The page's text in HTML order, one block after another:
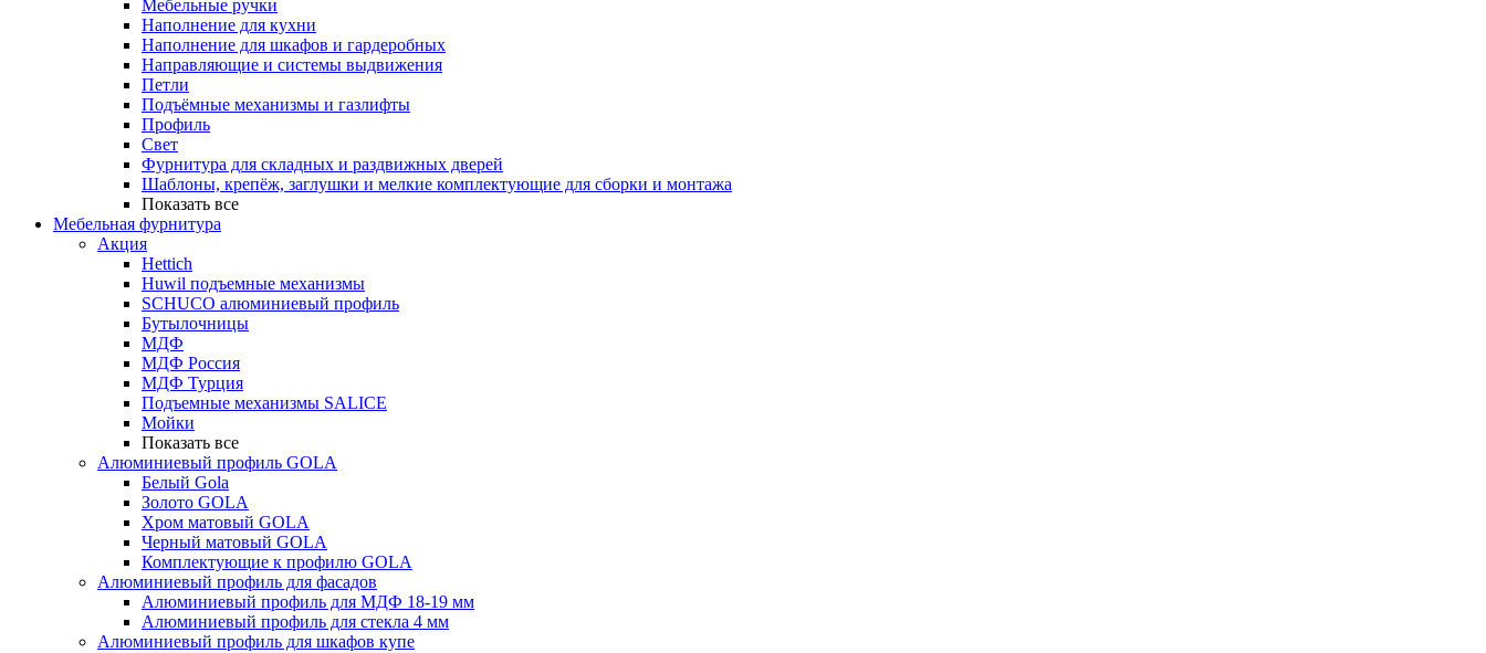
Мебельные ручки
Наполнение для кухни
Наполнение для шкафов и гардеробных
Направляющие и системы выдвижения
Петли
Подъёмные механизмы и газлифты
Профиль
Свет
Фурнитура для складных и раздвижных дверей
Шаблоны, крепёж, заглушки и мелкие комплектующие для сборки и монтажа
Показать все
Мебельная фурнитура
Акция
Hettich
Huwil подъемные механизмы
SCHUCO алюминиевый профиль
Бутылочницы
МДФ
МДФ Россия
МДФ Турция
Подъемные механизмы SALICE
Мойки
Показать все
Алюминиевый профиль GOLA
Белый Gola
Золото GOLA
Хром матовый GOLA
Черный матовый GOLA
Комплектующие к профилю GOLA
Алюминиевый профиль для фасадов
Алюминиевый профиль для МДФ 18-19 мм
Алюминиевый профиль для стекла 4 мм
Алюминиевый профиль для шкафов купе